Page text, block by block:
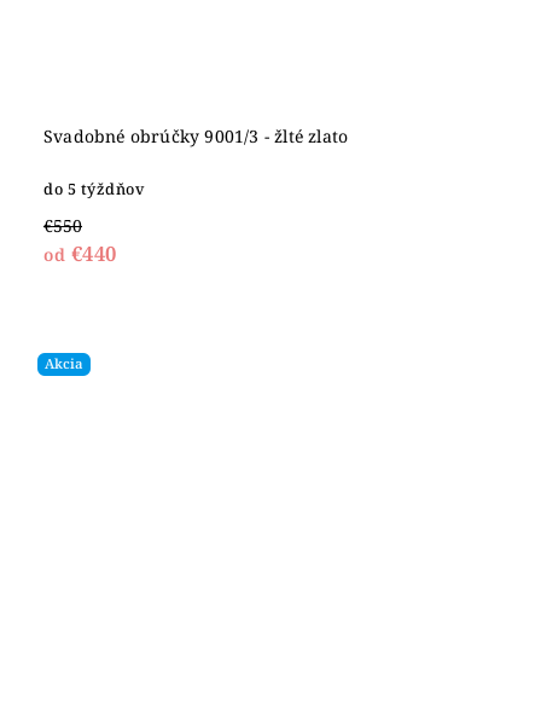
Svadobné obrúčky 9001/3 - žlté zlato
do 5 týždňov
€550
od €440
Akcia